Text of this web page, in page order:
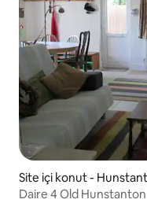
Site içi konut -
Daire 4 Old Hunstanton